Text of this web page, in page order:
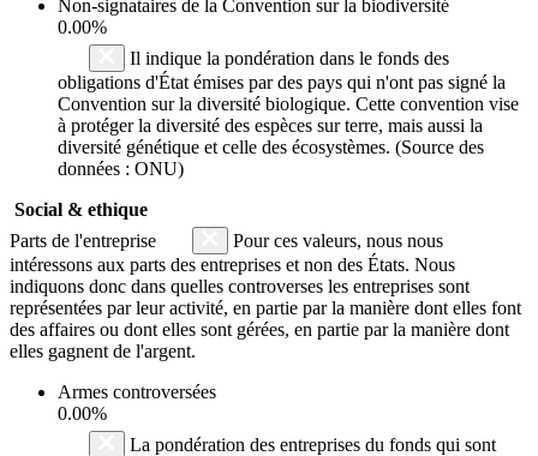
Non-signataires de la Convention sur la biodiversité
0.00%
Il indique la pondération dans le fonds des
obligations d'État émises par des pays qui n'ont pas signé la
Convention sur la diversité biologique. Cette convention vise
à protéger la diversité des espèces sur terre, mais aussi la
diversité génétique et celle des écosystèmes. (Source des
données : ONU)
Social & ethique
Parts de l'entreprise
Pour ces valeurs, nous nous
intéressons aux parts des entreprises et non des États. Nous
indiquons donc dans quelles controverses les entreprises sont
représentées par leur activité, en partie par la manière dont elles font
des affaires ou dont elles sont gérées, en partie par la manière dont
elles gagnent de l'argent.
Armes controversées
0.00%
La pondération des entreprises du fonds qui sont